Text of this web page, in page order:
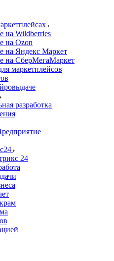
на Wildberries
на Ozon
на Яндекс Маркет
на СберМегаМаркет
маркетплейсов
разработка
24